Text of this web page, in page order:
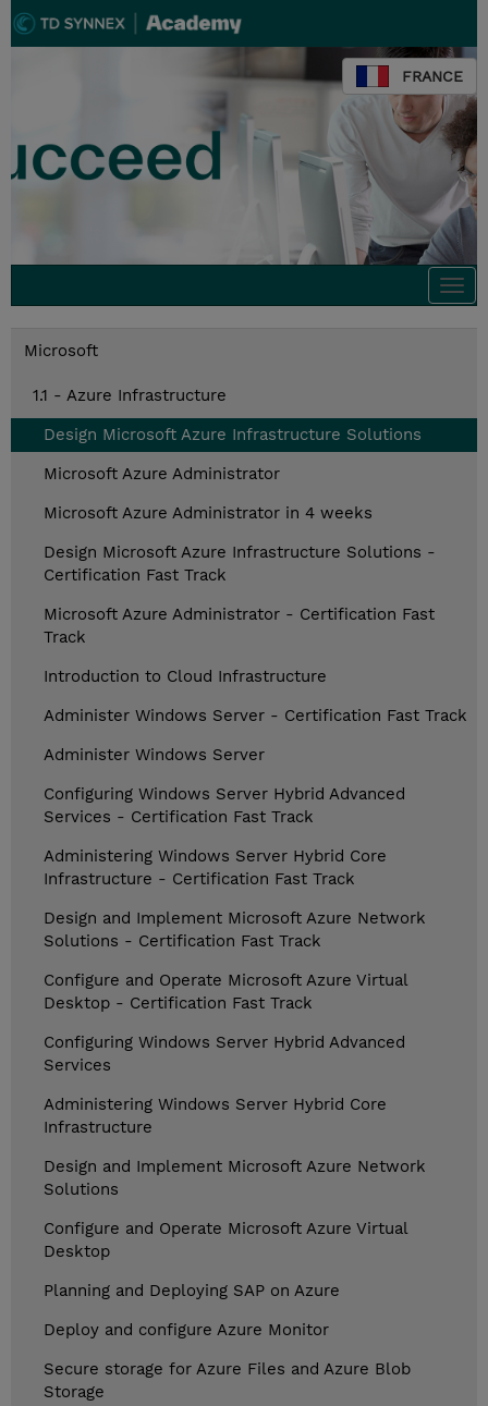
FRANCE
Microsoft
1.1 - Azure Infrastructure
Design Microsoft Azure Infrastructure Solutions
Microsoft Azure Administrator
Microsoft Azure Administrator in 4 weeks
Design Microsoft Azure Infrastructure Solutions -
Certification Fast Track
Microsoft Azure Administrator - Certification Fast
Track
Introduction to Cloud Infrastructure
Administer Windows Server - Certification Fast Track
Administer Windows Server
Configuring Windows Server Hybrid Advanced
Services - Certification Fast Track
Administering Windows Server Hybrid Core
Infrastructure - Certification Fast Track
Design and Implement Microsoft Azure Network
Solutions - Certification Fast Track
Configure and Operate Microsoft Azure Virtual
Desktop - Certification Fast Track
Configuring Windows Server Hybrid Advanced
Services
Administering Windows Server Hybrid Core
Infrastructure
Design and Implement Microsoft Azure Network
Solutions
Configure and Operate Microsoft Azure Virtual
Desktop
Planning and Deploying SAP on Azure
Deploy and configure Azure Monitor
Secure storage for Azure Files and Azure Blob
Storage